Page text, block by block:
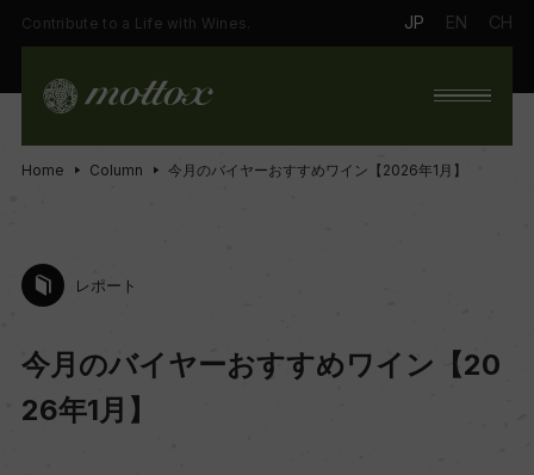
Contribute to a Life with Wines. JP EN CH
Home Column 今月のバイヤーおすすめワイン【2026年1月】
レポート
今月のバイヤーおすすめワイン【20
26年1月】